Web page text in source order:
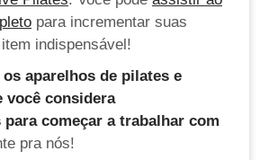
para incrementar suas
indispensável!
aparelhos de pilates e
você considera
começar a trabalhar com
pra nós!